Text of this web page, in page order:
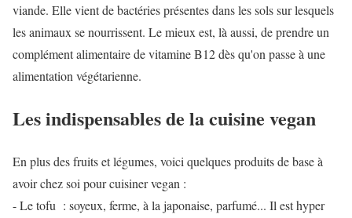
viande. Elle vient de bactéries présentes dans les sols sur lesquels
les animaux se nourrissent. Le mieux est, là aussi, de prendre un
complément alimentaire de vitamine B12 dès qu'on passe à une
alimentation végétarienne.
Les indispensables de la cuisine vegan
En plus des fruits et légumes, voici quelques produits de base à
avoir chez soi pour cuisiner vegan :
- Le tofu : soyeux, ferme, à la japonaise, parfumé... Il est hyper